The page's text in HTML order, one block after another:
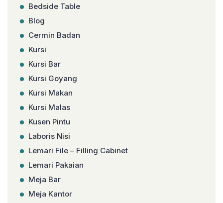
Bedside Table
Blog
Cermin Badan
Kursi
Kursi Bar
Kursi Goyang
Kursi Makan
Kursi Malas
Kusen Pintu
Laboris Nisi
Lemari File – Filling Cabinet
Lemari Pakaian
Meja Bar
Meja Kantor